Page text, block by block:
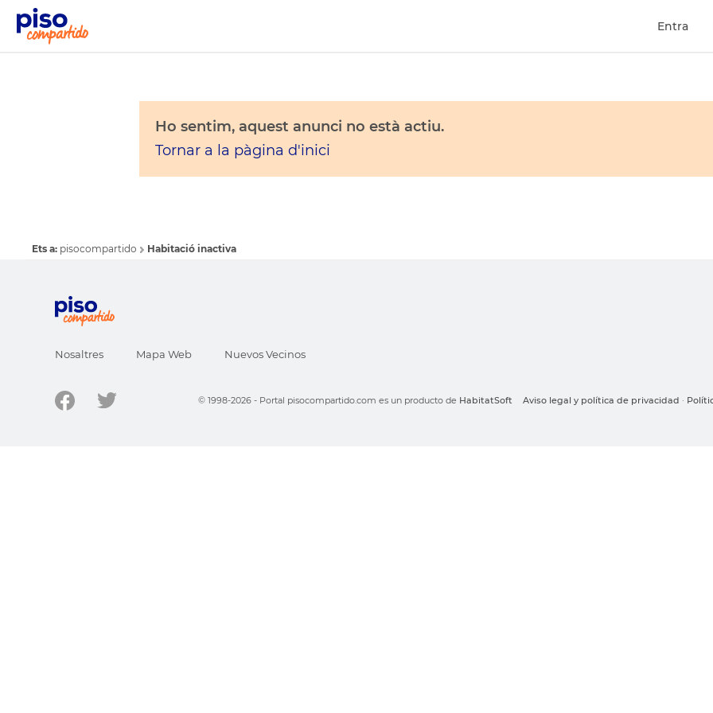
Entra
Ho sentim, aquest anunci no està actiu.
Tornar a la pàgina d'inici
Ets a: pisocompartido Habitació inactiva
Nosaltres Mapa Web Nuevos Vecinos
© 1998-2026 - Portal pisocompartido.com es un producto de HabitatSoft Aviso legal y política de privacidad ·